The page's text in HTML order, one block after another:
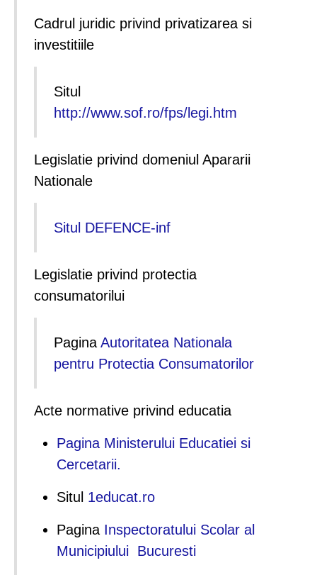
Cadrul juridic privind privatizarea si
investitiile
Situl
http://www.sof.ro/fps/legi.htm
Legislatie privind domeniul Apararii
Nationale
Situl DEFENCE-inf
Legislatie privind protectia
consumatorilui
Pagina Autoritatea Nationala
pentru Protectia Consumatorilor
Acte normative privind educatia
Pagina Ministerului Educatiei si
Cercetarii.
Situl 1educat.ro
Pagina Inspectoratului Scolar al
Municipiului Bucuresti